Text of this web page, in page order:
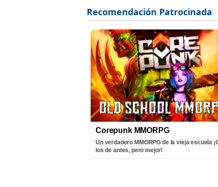
Corepunk MMORPG
Un verdadero MMORPG de la vieja escuela
los de antes, pero mejor!